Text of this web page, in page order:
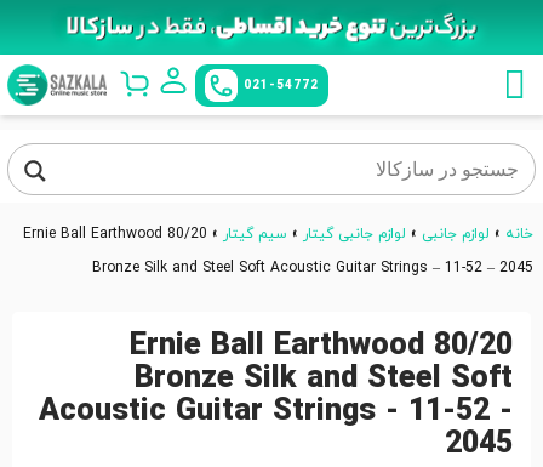
021-54772
خانه » لوازم جانبی » لوازم جانبی گیتار » سیم گیتار »
Ernie Ball Earthwood 80/20
Bronze Silk and Steel Soft Acoustic Guitar Strings – 11-52 – 2045
Ernie Ball Earthwood 80/20
Bronze Silk and Steel Soft
Acoustic Guitar Strings - 11-52 -
2045